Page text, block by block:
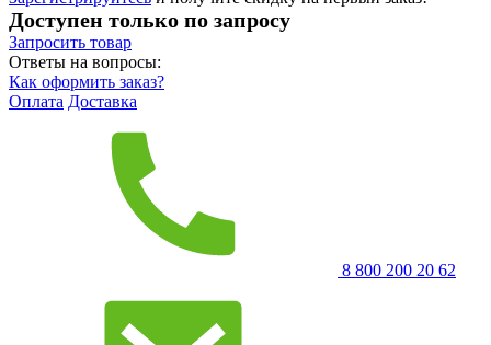
Доступен только по запросу
Запросить товар
Ответы на вопросы:
Как оформить заказ?
Оплата Доставка
8 800 200 20 62